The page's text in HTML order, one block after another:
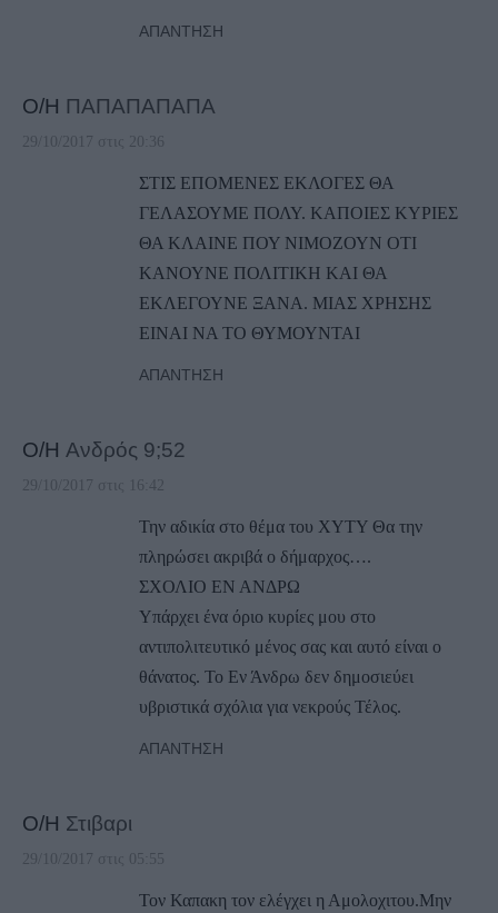
ΑΠΆΝΤΗΣΗ
Ο/Η ΠΑΠΑΠΑΠΑΠΑ
29/10/2017 στις 20:36
ΣΤΙΣ ΕΠΟΜΕΝΕΣ ΕΚΛΟΓΕΣ ΘΑ
ΓΕΛΑΣΟΥΜΕ ΠΟΛΥ. ΚΑΠΟΙΕΣ ΚΥΡΙΕΣ
ΘΑ ΚΛΑΙΝΕ ΠΟΥ ΝΙΜΟΖΟΥΝ ΟΤΙ
ΚΑΝΟΥΝΕ ΠΟΛΙΤΙΚΗ ΚΑΙ ΘΑ
ΕΚΛΕΓΟΥΝΕ ΞΑΝΑ. ΜΙΑΣ ΧΡΗΣΗΣ
ΕΙΝΑΙ ΝΑ ΤΟ ΘΥΜΟΥΝΤΑΙ
ΑΠΆΝΤΗΣΗ
Ο/Η Ανδρός 9;52
29/10/2017 στις 16:42
Την αδικία στο θέμα του ΧΥΤΥ Θα την
πληρώσει ακριβά ο δήμαρχος….
ΣΧΟΛΙΟ ΕΝ ΑΝΔΡΩ
Υπάρχει ένα όριο κυρίες μου στο
αντιπολιτευτικό μένος σας και αυτό είναι ο
θάνατος. Το Εν Άνδρω δεν δημοσιεύει
υβριστικά σχόλια για νεκρούς Τέλος.
ΑΠΆΝΤΗΣΗ
Ο/Η Στιβαρι
29/10/2017 στις 05:55
Τον Καπακη τον ελέγχει η Αμολοχιτου.Μην